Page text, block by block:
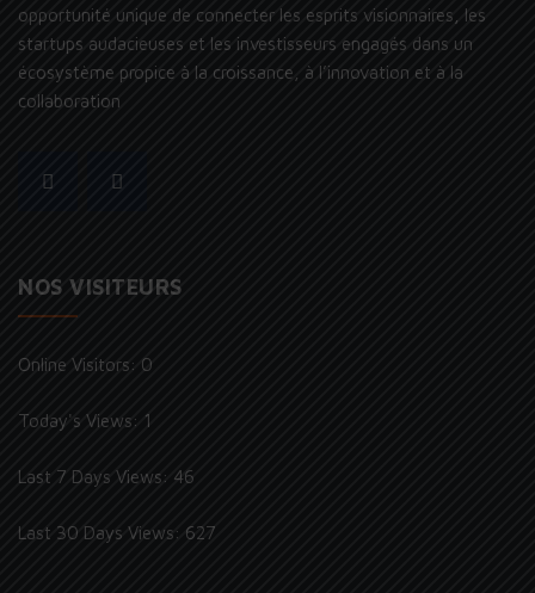
opportunité unique de connecter les esprits visionnaires, les
startups audacieuses et les investisseurs engagés dans un
écosystème propice à la croissance, à l’innovation et à la
collaboration
NOS VISITEURS
Online Visitors: 0
Today's Views: 1
Last 7 Days Views: 46
Last 30 Days Views: 627